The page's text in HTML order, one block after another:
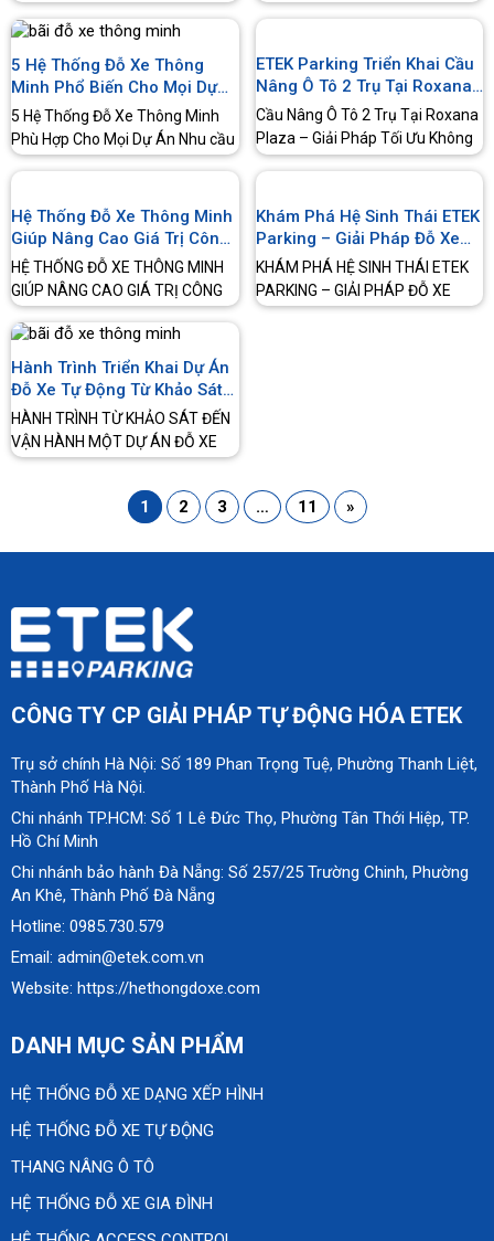
công nghiệp Hệ thống đỗ xe…
PHÙ HỢP CHO DỰ ÁN? Robocar
5 Hệ Thống Đỗ Xe Thông
Minh Phổ Biến Cho Mọi Dự
Án
5 Hệ Thống Đỗ Xe Thông Minh
Phù Hợp Cho Mọi Dự Án Nhu cầu
đỗ xe ngày càng tăng…
ETEK Parking Triển Khai Cầu
Nâng Ô Tô 2 Trụ Tại Roxana
Plaza
Cầu Nâng Ô Tô 2 Trụ Tại Roxana
Plaza – Giải Pháp Tối Ưu Không
Gian Đỗ Xe Thiếu chỗ…
Hệ Thống Đỗ Xe Thông Minh
Giúp Nâng Cao Giá Trị Công
Trình
HỆ THỐNG ĐỖ XE THÔNG MINH
GIÚP NÂNG CAO GIÁ TRỊ CÔNG
TRÌNH Hệ thống đỗ xe thông
minh đang…
Khám Phá Hệ Sinh Thái ETEK
Parking – Giải Pháp Đỗ Xe
Thông Minh Toàn Diện
KHÁM PHÁ HỆ SINH THÁI ETEK
PARKING – GIẢI PHÁP ĐỖ XE
THÔNG MINH Giải pháp đỗ xe
Hành Trình Triển Khai Dự Án
Đỗ Xe Tự Động Từ Khảo Sát
Đến Vận Hành
HÀNH TRÌNH TỪ KHẢO SÁT ĐẾN
VẬN HÀNH MỘT DỰ ÁN ĐỖ XE
TỰ ĐỘNG Đằng sau mỗi hệ
1 2 3 … 11 »
CÔNG TY CP GIẢI PHÁP TỰ ĐỘNG HÓA ETEK
Trụ sở chính Hà Nội: Số 189 Phan Trọng Tuệ, Phường Thanh Liệt,
Thành Phố Hà Nội.
Chi nhánh TP.HCM: Số 1 Lê Đức Thọ, Phường Tân Thới Hiệp, TP.
Hồ Chí Minh
Chi nhánh bảo hành Đà Nẵng: Số 257/25 Trường Chinh, Phường
An Khê, Thành Phố Đà Nẵng
Hotline: 0985.730.579
Email: admin@etek.com.vn
Website: https://hethongdoxe.com
DANH MỤC SẢN PHẨM
HỆ THỐNG ĐỖ XE DẠNG XẾP HÌNH
HỆ THỐNG ĐỖ XE TỰ ĐỘNG
THANG NÂNG Ô TÔ
HỆ THỐNG ĐỖ XE GIA ĐÌNH